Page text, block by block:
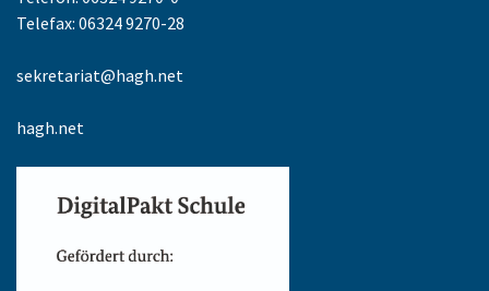
Telefax: 06324 9270-28
sekretariat@hagh.net
hagh.net